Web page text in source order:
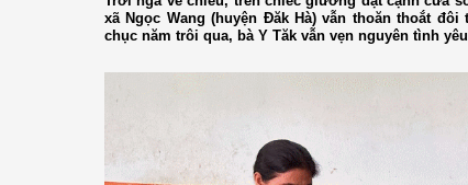
xã Ngọc Wang (huyện Đăk Hà) vẫn thoăn thoắt
chục năm trôi qua, bà Y Tăk vẫn vẹn nguyên tình